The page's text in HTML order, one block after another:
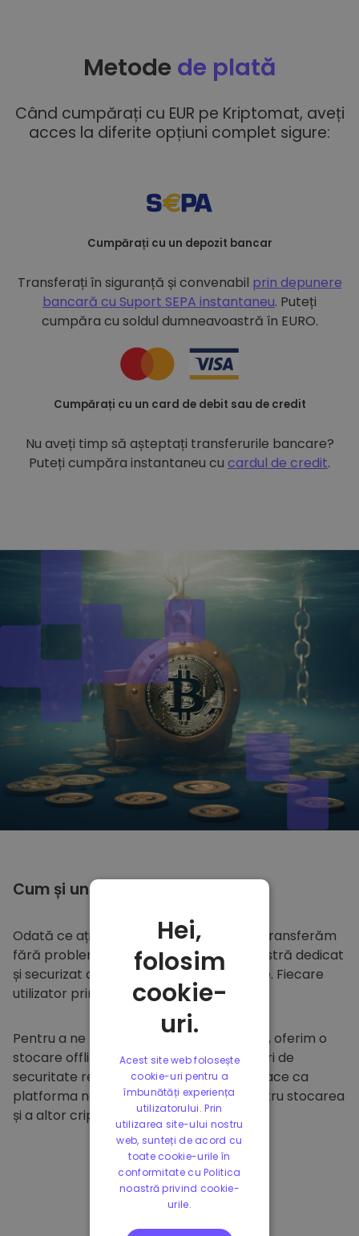
Metode de plată
Când cumpărați cu EUR pe Kriptomat, aveți
acces la diferite opțiuni complet sigure:
Cumpărați cu un depozit bancar
Transferați în siguranță și convenabil prin depunere
bancară cu Suport SEPA instantaneu. Puteți
cumpăra cu soldul dumneavoastră în EURO.
Cumpărați cu un card de debit sau de credit
Nu aveți timp să așteptați transferurile bancare?
Puteți cumpăra instantaneu cu cardul de credit.
Cum și unde să
Odată ce ați cumpărat peKriptomat
, îl transferăm
fără probleme în portofelul dumneavoastră dedicat
și securizat din cadrul platformei noastre. Fiecare
utilizator primește un portofel individual.
Pentru a ne proteja clienții și fondurile lor, oferim o
stocare offline sigură și efectuăm audituri de
securitate regulate. Această abordare face ca
platforma noastră să fie un paradis pentru stocarea
și a altor criptomonede.
Hei,
folosim
cookie-
uri.
Acest site web folosește
cookie-uri pentru a
îmbunătăți experiența
utilizatorului. Prin
utilizarea site-ului nostru
web, sunteți de acord cu
toate cookie-urile în
conformitate cu Politica
noastră privind cookie-
urile.